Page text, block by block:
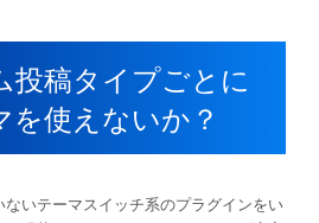
投稿タイプごとに
を使えないか？
いテーマスイッチ系のプラグインをい